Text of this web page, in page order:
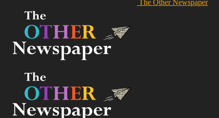
The Other Newspaper